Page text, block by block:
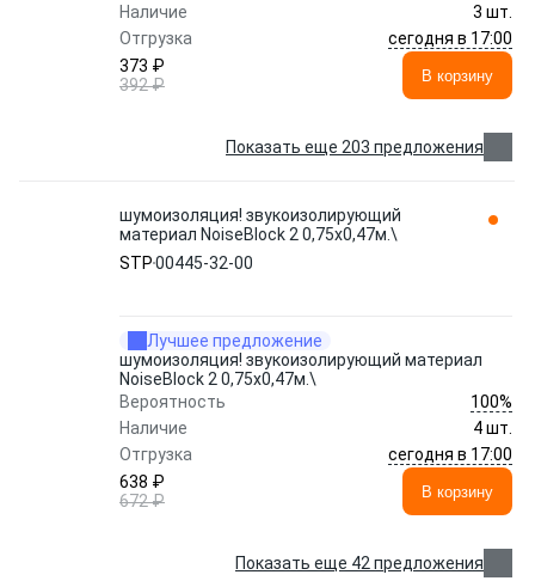
Наличие
3 шт.
Отгрузка
сегодня в 17:00
373 ₽
392 ₽
В корзину
Показать еще 203 предложения
шумоизоляция! звукоизолирующий
материал NoiseBlock 2 0,75x0,47м.\
STP00445-32-00
Лучшее предложение
шумоизоляция! звукоизолирующий материал
NoiseBlock 2 0,75x0,47м.\
Вероятность
100%
Наличие
4 шт.
Отгрузка
сегодня в 17:00
638 ₽
672 ₽
В корзину
Показать еще 42 предложения